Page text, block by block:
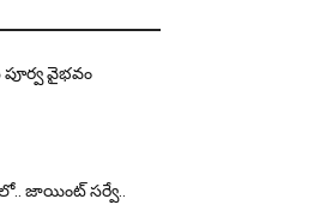
వైభవం
జాయింట్ సర్వే..